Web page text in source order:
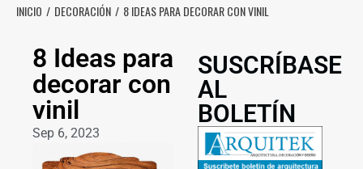
INICIO DECORACIÓN 8 IDEAS PARA DECORAR CON VINIL
8 Ideas para
decorar con
vinil
Sep 6, 2023
SUSCRÍBASE
AL
BOLETÍN